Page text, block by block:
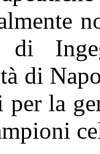
di
per la